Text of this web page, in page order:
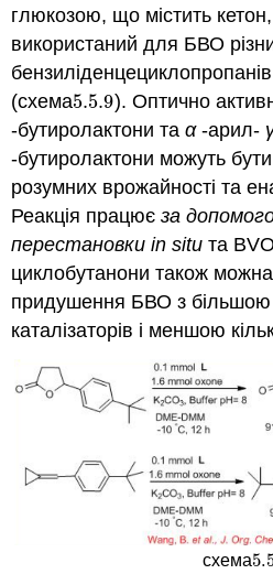
глюкозою, що містить
використаний для БВО
(схема5.5.9
5.5.9). Оптично
-бутиролактони таα-арил-
-бутиролактони можуть
розумних врожайності та
Реакція працюєза
перестановки in situ та
циклобутанони також
придушення БВО з більшою
каталізаторів і меншою
схема